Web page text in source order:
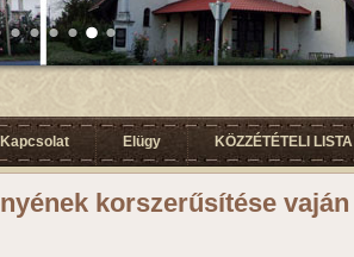
Kapcsolat Elügy KÖZZÉTÉTELI LISTA
korszerűsítése vaján